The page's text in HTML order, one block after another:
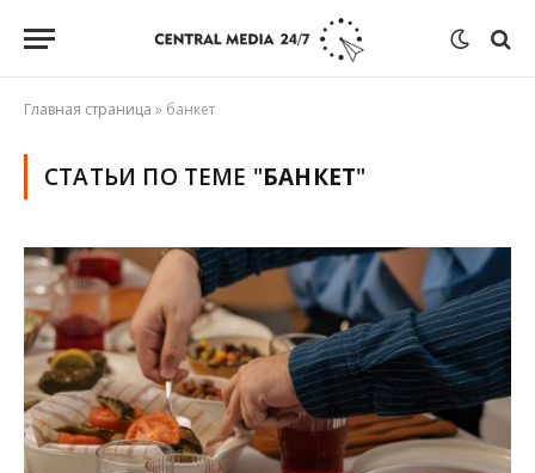
Главная страница » банкет
СТАТЬИ ПО ТЕМЕ "БАНКЕТ"